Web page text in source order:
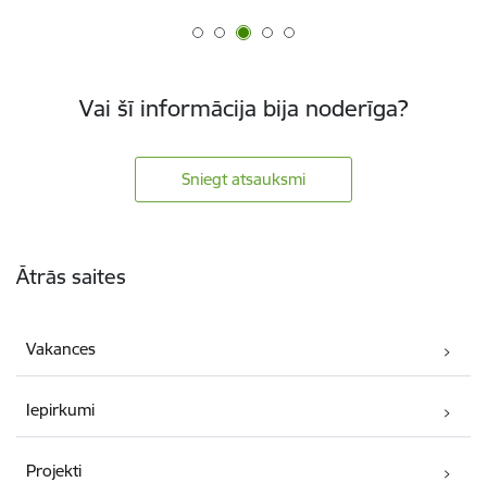
Vai šī informācija bija noderīga?
Sniegt atsauksmi
Ātrās saites
Vakances
Iepirkumi
Projekti